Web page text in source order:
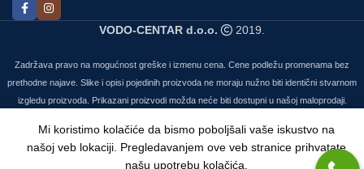
VODO-CENTAR d.o.o. 2019.
Zadržava pravo na mogućnost greške i izmenu cena. Cene podležu promenama bez
prethodne najave. Slike i opisi pojedinih proizvoda ne moraju nužno biti identični stvarnom
izgledu proizvoda. Prikazani proizvodi možda neće biti dostupni u našoj maloprodaji.
Mi koristimo kolačiće da bismo poboljšali vaše iskustvo na
našoj veb lokaciji. Pregledavanjem ove veb stranice prihvatate
našu upotrebu kolačića.